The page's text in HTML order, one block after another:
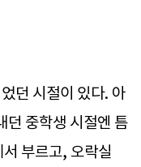
던 시절이 있다. 아
던 중학생 시절엔 틈
부르고, 오락실